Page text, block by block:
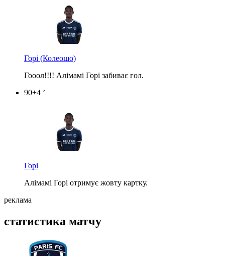
Горі (Колеошо)
Гооол!!!! Алімамі Горі забиває гол.
90+4 ’
Горі
Алімамі Горі отримує жовту картку.
реклама
статистика матчу